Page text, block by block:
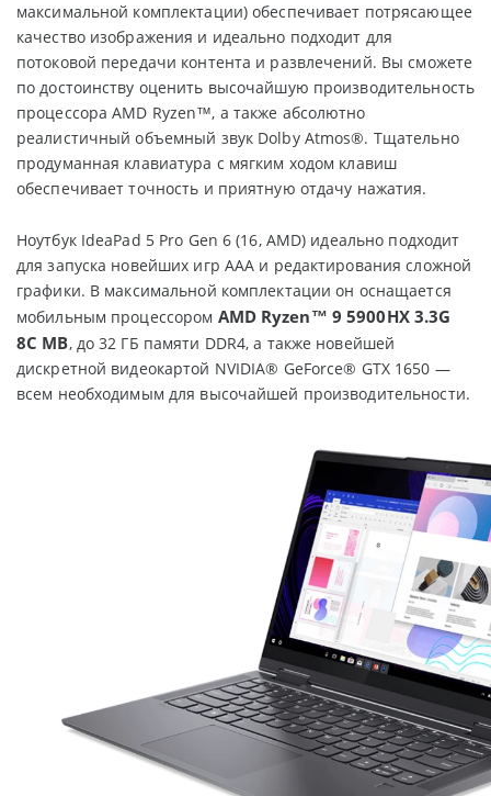
максимальной комплектации) обеспечивает потрясающее
качество изображения и идеально подходит для
потоковой передачи контента и развлечений. Вы сможете
по достоинству оценить высочайшую производительность
процессора AMD Ryzen™, а также абсолютно
реалистичный объемный звук Dolby Atmos®. Тщательно
продуманная клавиатура с мягким ходом клавиш
обеспечивает точность и приятную отдачу нажатия.
Ноутбук IdeaPad 5 Pro Gen 6 (16, AMD) идеально подходит
для запуска новейших игр ААА и редактирования сложной
графики. В максимальной комплектации он оснащается
мобильным процессором AMD Ryzen™ 9 5900HX 3.3G
8C MB, до 32 ГБ памяти DDR4, а также новейшей
дискретной видеокартой NVIDIA® GeForce® GTX 1650 —
всем необходимым для высочайшей производительности.